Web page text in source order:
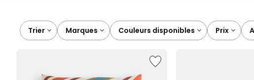
Trier
marques couleurs disponibles prix